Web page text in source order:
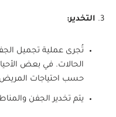
التخدير:
تُجرى عملية تجميل
الحالات. في بعض
حسب احتياجات المريض
يتم تخدير الجفن